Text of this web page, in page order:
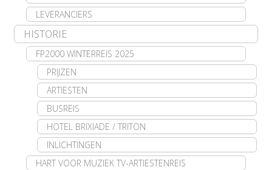
LEVERANCIERS
HISTORIE
FP2000 WINTERREIS 2025
PRIJZEN
ARTIESTEN
BUSREIS
HOTEL BRIXIADE / TRITON
INLICHTINGEN
HART VOOR MUZIEK TV-ARTIESTENREIS